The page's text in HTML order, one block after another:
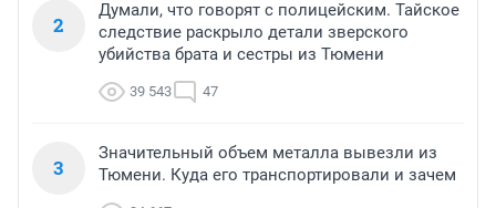
2
Думали, что говорят с полицейским. Тайское
следствие раскрыло детали зверского
убийства брата и сестры из Тюмени
39 543 47
3
Значительный объем металла вывезли из
Тюмени. Куда его транспортировали и зачем